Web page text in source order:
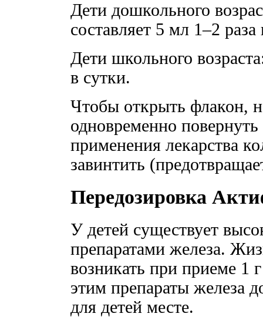
Дети дошкольного
составляет 5 мл 1–2 раза
Дети школьного
в сутки.
Чтобы открыть флакон,
одновременно
применения лекарства
завинтить
Передозировка
У детей существует
препаратами железа.
возникать при приеме 1
этим препараты железа
для детей месте.